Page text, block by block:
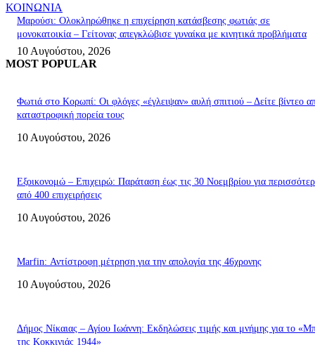
ΚΟΙΝΩΝΙΑ
Μαρούσι: Ολοκληρώθηκε η επιχείρηση κατάσβεσης φωτιάς σε
μονοκατοικία – Γείτονας απεγκλώβισε γυναίκα με κινητικά προβλήματα
10 Αυγούστου, 2026
MOST POPULAR
Φωτιά στο Κορωπί: Οι φλόγες «έγλειψαν» αυλή σπιτιού – Δείτε βίντεο
καταστροφική πορεία τους
10 Αυγούστου, 2026
Εξοικονομώ – Επιχειρώ: Παράταση έως τις 30 Νοεμβρίου για
από 400 επιχειρήσεις
10 Αυγούστου, 2026
Marfin: Αντίστροφη μέτρηση για την απολογία της 46χρονης
10 Αυγούστου, 2026
Δήμος Νίκαιας – Αγίου Ιωάννη: Εκδηλώσεις τιμής και μνήμης για το
της Κοκκινιάς 1944»